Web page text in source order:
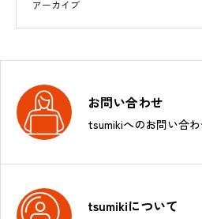
お問い合わせ
tsumikiへのお問い合
tsumikiについて